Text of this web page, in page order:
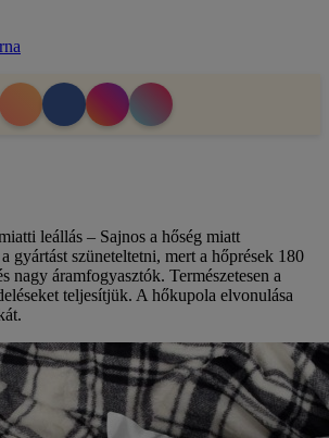
leállás – Sajnos a hőség miatt
gyártást szüneteltetni, mert a hőprések 180
nagy áramfogyasztók. Természetesen a
teljesítjük. A hőkupola elvonulása